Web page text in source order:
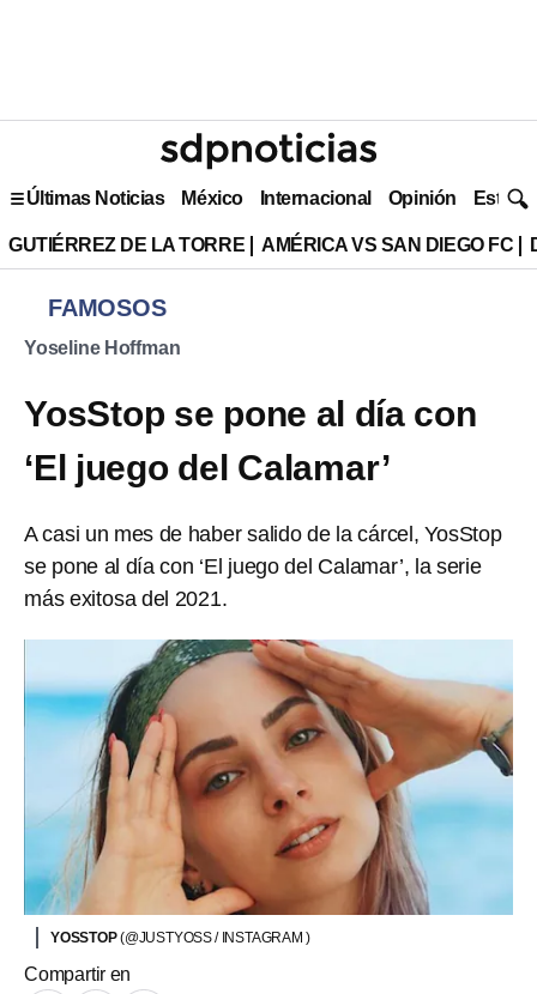
Últimas Noticias México Internacional Opinión Estilo
GUTIÉRREZ DE LA TORRE AMÉRICA VS SAN DIEGO FC
FAMOSOS
Yoseline Hoffman
YosStop se pone al día con
‘El juego del Calamar’
A casi un mes de haber salido de la cárcel, YosStop
se pone al día con ‘El juego del Calamar’, la serie
más exitosa del 2021.
YOSSTOP(@JUSTYOSS / INSTAGRAM )
Compartir en